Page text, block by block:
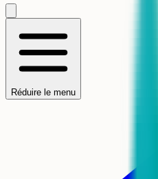
Réduire le menu